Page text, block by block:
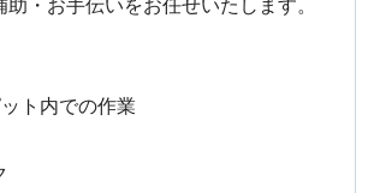
・お手伝いをお任せいたします。
ト内での作業